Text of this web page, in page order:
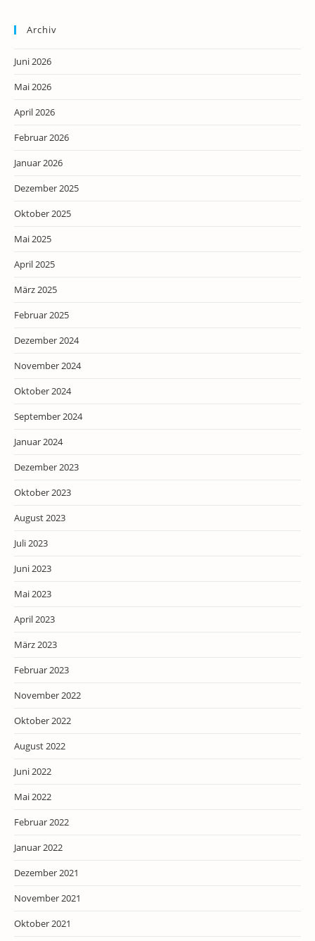
Archiv
Juni 2026
Mai 2026
April 2026
Februar 2026
Januar 2026
Dezember 2025
Oktober 2025
Mai 2025
April 2025
März 2025
Februar 2025
Dezember 2024
November 2024
Oktober 2024
September 2024
Januar 2024
Dezember 2023
Oktober 2023
August 2023
Juli 2023
Juni 2023
Mai 2023
April 2023
März 2023
Februar 2023
November 2022
Oktober 2022
August 2022
Juni 2022
Mai 2022
Februar 2022
Januar 2022
Dezember 2021
November 2021
Oktober 2021